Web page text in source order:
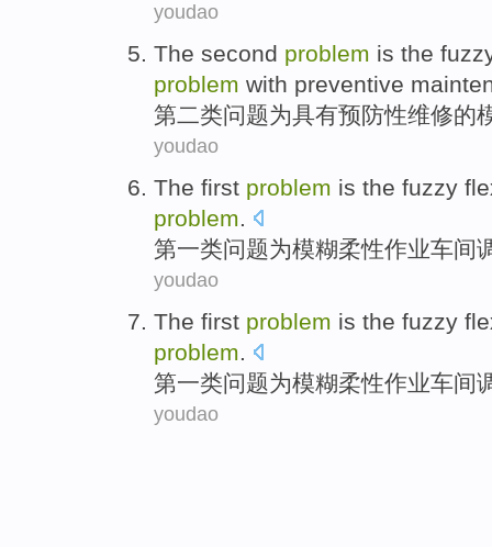
youdao
The second problem is the
problem with preventive
第二类问题为具有预防性维修的
youdao
The first problem is the fuzzy
problem.
第一类问题为模糊柔性作业车间
youdao
The first problem is the fuzzy
problem.
第一类问题为模糊柔性作业车间
youdao